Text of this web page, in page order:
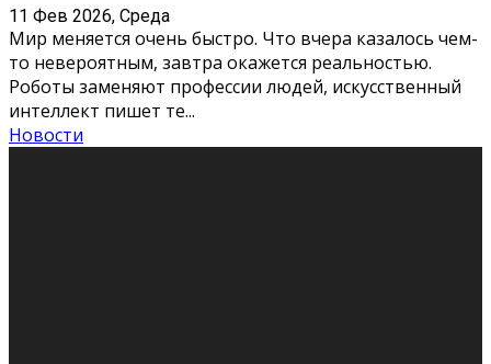
11 Фев 2026, Среда
Стресс – нормальная реакция организма, когда
факторов, воздействующих на твой организм
больше, чем ресурсов. Есть советы, как бороться со
стрессовым состояни
Новости